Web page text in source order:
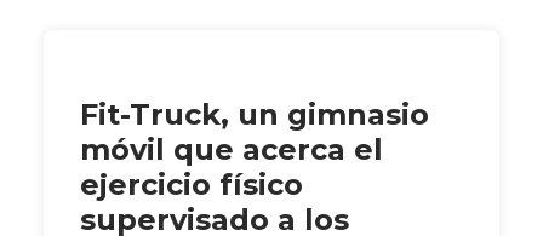
Fit-Truck, un gimnasio
móvil que acerca el
ejercicio físico
supervisado a los